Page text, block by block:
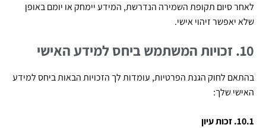
לאחר סיום תקופת השמירה הנדרשת, המידע יימחק או יומם באופן
שלא יאפשר זיהוי אישי.
10. זכויות המשתמש ביחס למידע האישי
בהתאם לחוק הגנת הפרטיות, עומדות לך הזכויות הבאות ביחס למידע
האישי שלך:
10.1. זכות עיון